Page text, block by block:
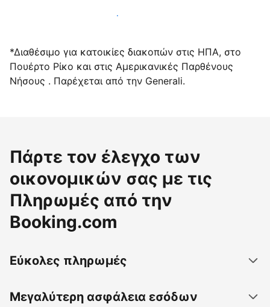
Υποδεχτείτε επισκέπτες μαζί μας σήμερα
*Διαθέσιμο για κατοικίες διακοπών στις ΗΠΑ, στο
Πουέρτο Ρίκο και στις Αμερικανικές Παρθένους
Νήσους . Παρέχεται από την Generali.
Πάρτε τον έλεγχο των
οικονομικών σας με τις
Πληρωμές από την
Booking.com
Εύκολες πληρωμές
Μεγαλύτερη ασφάλεια εσόδων